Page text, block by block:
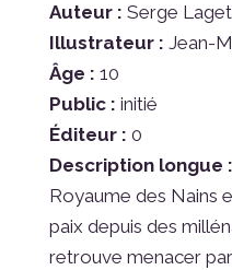
Auteur : Serge Laget
Illustrateur : Jean-
Âge : 10
Public : initié
Éditeur : 0
Description longue :
Royaume des Nains
paix depuis des
retrouve menacer